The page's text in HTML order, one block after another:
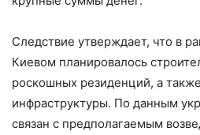
Следствие утверждает, что в
Киевом планировалось
роскошных резиденций, а
инфраструктуры. По данным
связан с предполагаемым